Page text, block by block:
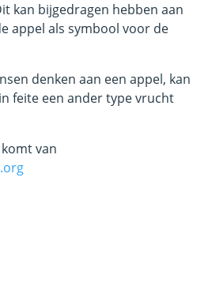
kan bijgedragen hebben aan
appel als symbool voor de
denken aan een appel, kan
feite een ander type vrucht
van